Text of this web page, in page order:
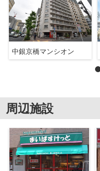
中銀京橋マンシオン
周辺施設